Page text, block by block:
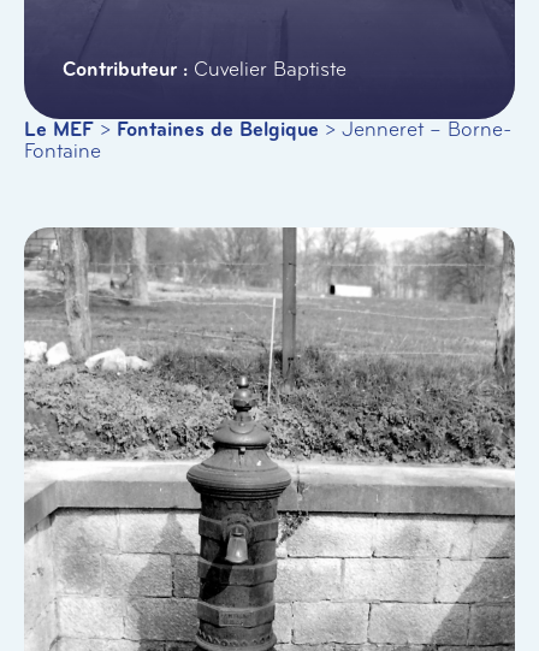
Cuvelier Baptiste
Le MEF > Fontaines de Belgique > Jenneret – Borne-
Fontaine